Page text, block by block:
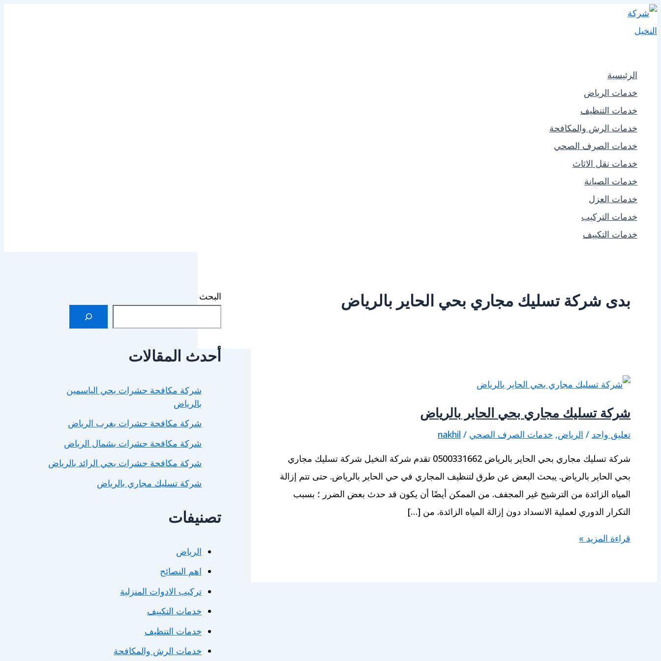
تخطي
إلى
الرئيسية
خدمات الرياض
خدمات التنظيف
خدمات الرش والمكافحة
خدمات الصرف الصحي
خدمات نقل الاثاث
خدمات الصيانة
خدمات العزل
خدمات التركيب
خدمات التكييف
بدى شركة تسليك مجاري بحي الحاير بالرياض
شركة تسليك مجاري بحي الحاير بالرياض
تعليق واحد / الرياض, خدمات الصرف الصحي /
nakhil
شركة تسليك مجاري بحي الحاير بالرياض 0500331662 تقدم شركة النخيل شركة تسليك مجاري
بحي الحاير بالرياض. يبحث البعض عن طرق لتنظيف المجاري في حي الحاير بالرياض. حتى تتم إزالة
المياه الزائدة من الترشيح غير المجفف. من الممكن أيضًا أن يكون قد حدث بعض الضرر ؛ بسبب
التكرار الدوري لعملية الانسداد دون إزالة المياه الزائدة. من […]
شركة
قراءة المزيد »
البحث
أحدث المقالات
شركة مكافحة حشرات بحي الياسمين
بالرياض
شركة مكافحة حشرات بغرب الرياض
شركة مكافحة حشرات بشمال الرياض
شركة مكافحة حشرات بحي الرائد بالرياض
شركة تسليك مجاري بالرياض
تصنيفات
الرياض
اهم النصائح
تركيب الادوات المنزلية
خدمات التكييف
خدمات التنظيف
خدمات الرش والمكافحة